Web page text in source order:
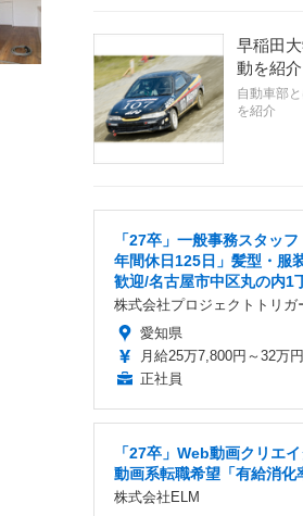
早稲田
動を紹介
自動車部
を紹介
「27卒」一般事務スタッフ
年間休日125日」髪型・服
歓迎/名古屋市中区丸の内1
株式会社プロジェクトトリガ
愛知県
月給25万7,800円～32万円
正社員
「27卒」Web動画クリエ
動画系転職希望「有給消化
株式会社ELM